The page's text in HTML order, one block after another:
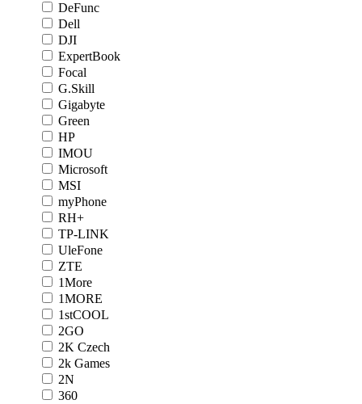
DeFunc
Dell
DJI
ExpertBook
Focal
G.Skill
Gigabyte
Green
HP
IMOU
Microsoft
MSI
myPhone
RH+
TP-LINK
UleFone
ZTE
1More
1MORE
1stCOOL
2GO
2K Czech
2k Games
2N
360